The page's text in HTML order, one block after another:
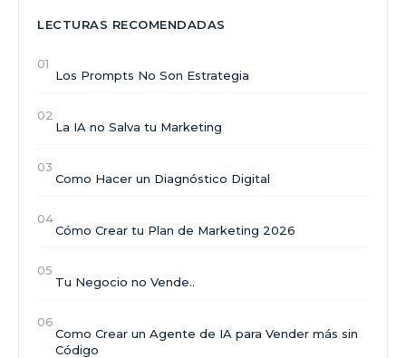
LECTURAS RECOMENDADAS
01
Los Prompts No Son Estrategia
02
La IA no Salva tu Marketing
03
Como Hacer un Diagnóstico Digital
04
Cómo Crear tu Plan de Marketing 2026
05
Tu Negocio no Vende..
06
Como Crear un Agente de IA para Vender más sin
Código